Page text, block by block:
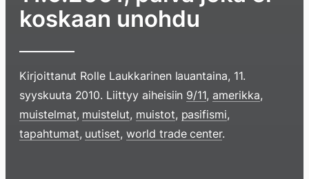
koskaan unohdu
Kirjoittanut Rolle Laukkarinen lauantaina, 11.
syyskuuta 2010. Liittyy aiheisiin 9/11,amerikka,
muistelmat, muistelut, muistot, pasifismi,
tapahtumat, uutiset,world trade center.